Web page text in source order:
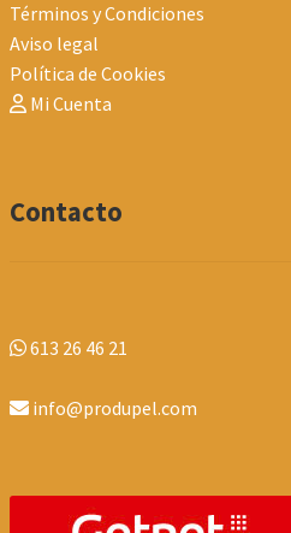
Términos y Condiciones
Aviso legal
Política de Cookies
Mi Cuenta
Contacto
613 26 46 21
info@produpel.com